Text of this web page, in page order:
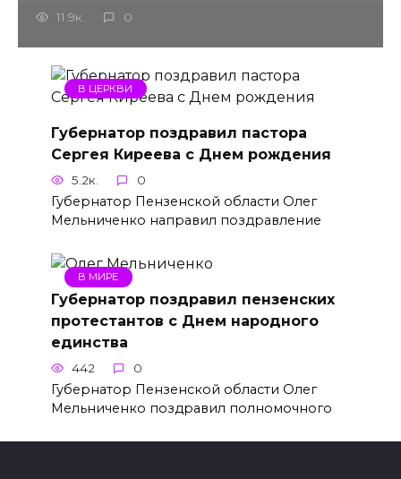
11.9к. 0
В ЦЕРКВИ
Губернатор поздравил пастора
Сергея Киреева с Днем рождения
5.2к. 0
Губернатор Пензенской области Олег
Мельниченко направил поздравление
В МИРЕ
Губернатор поздравил пензенских
протестантов с Днем народного
единства
442 0
Губернатор Пензенской области Олег
Мельниченко поздравил полномочного